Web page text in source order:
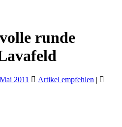
runde
2011 Artikel empfehlen |